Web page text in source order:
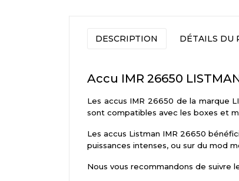
DESCRIPTION DÉTAILS DU
Accu IMR 26650
Les accus IMR 26650 de la marque
sont compatibles avec les boxes et
Les accus Listman IMR 26650
puissances intenses, ou sur du mod
Nous vous recommandons de suivre